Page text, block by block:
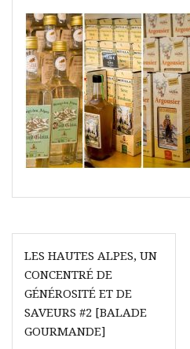
Navigation
de
l’article
LES HAUTES ALPES, UN
CONCENTRÉ DE
GÉNÉROSITÉ ET DE
SAVEURS #2 [BALADE
GOURMANDE]